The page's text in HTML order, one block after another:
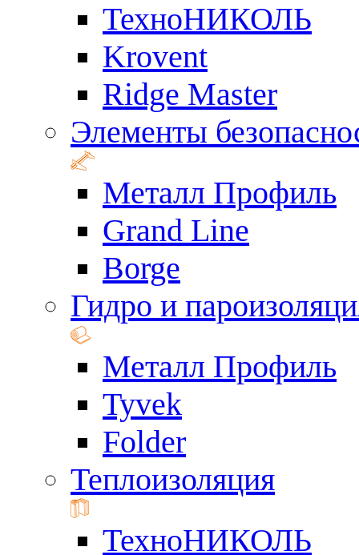
ТехноНИКОЛЬ
Krovent
Ridge Master
Элементы
Металл Профиль
Grand Line
Borge
Гидро и
Металл Профиль
Tyvek
Folder
Теплоизоляция
ТехноНИКОЛЬ